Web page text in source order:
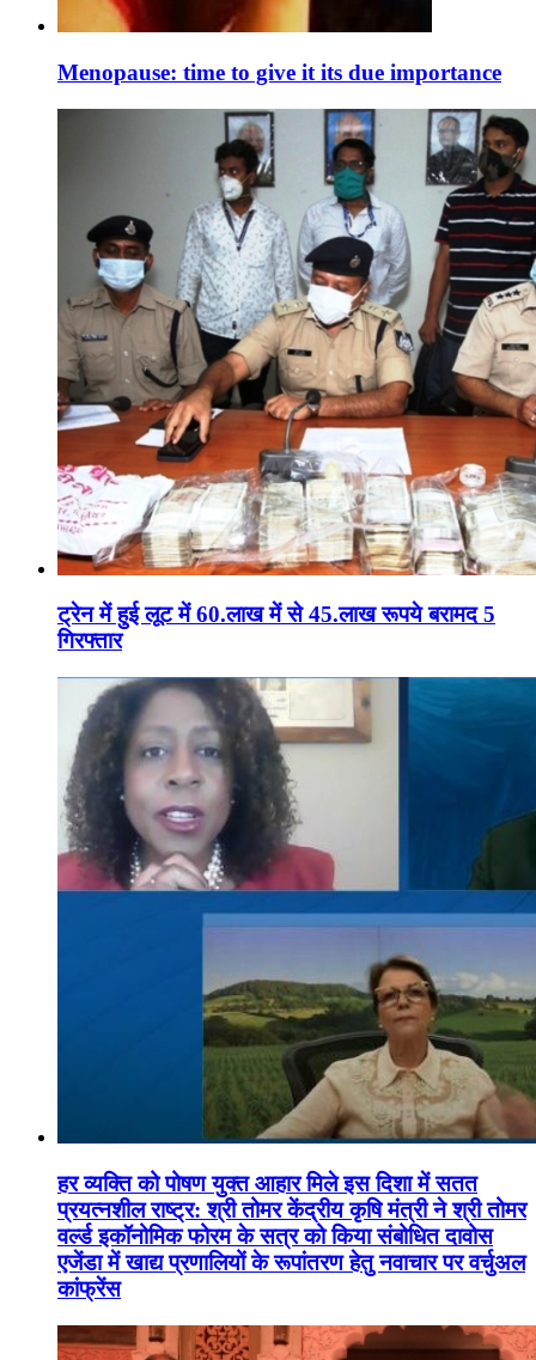
Menopause: time to give it its due importance
ट्रेन में हुई लूट में 60.लाख में से 45.लाख रूपये बरामद 5
गिरफ्तार
हर व्यक्ति को पोषण युक्त आहार मिले इस दिशा में सतत
प्रयत्नशील राष्ट्र: श्री तोमर केंद्रीय कृषि मंत्री ने श्री तोमर
वर्ल्ड इकॉनोमिक फोरम के सत्र को किया संबोधित दावोस
एजेंडा में खाद्य प्रणालियों के रूपांतरण हेतु नवाचार पर वर्चुअल
कांफ्रेंस